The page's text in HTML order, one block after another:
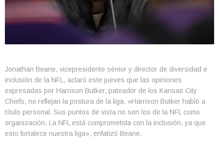
Jonathan Beane, vicepresidente sénior y director de diversidad e
inclusión de la NFL, aclaró este jueves que las opiniones
expresadas por Harrison Butker, pateador de los Kansas City
Chiefs, no reflejan la postura de la liga. «Harrison Butker habló a
título personal. Sus puntos de vista no son los de la NFL como
organización. La NFL está comprometida con la inclusión, ya que
esto fortalece nuestra liga», enfatizó Beane.